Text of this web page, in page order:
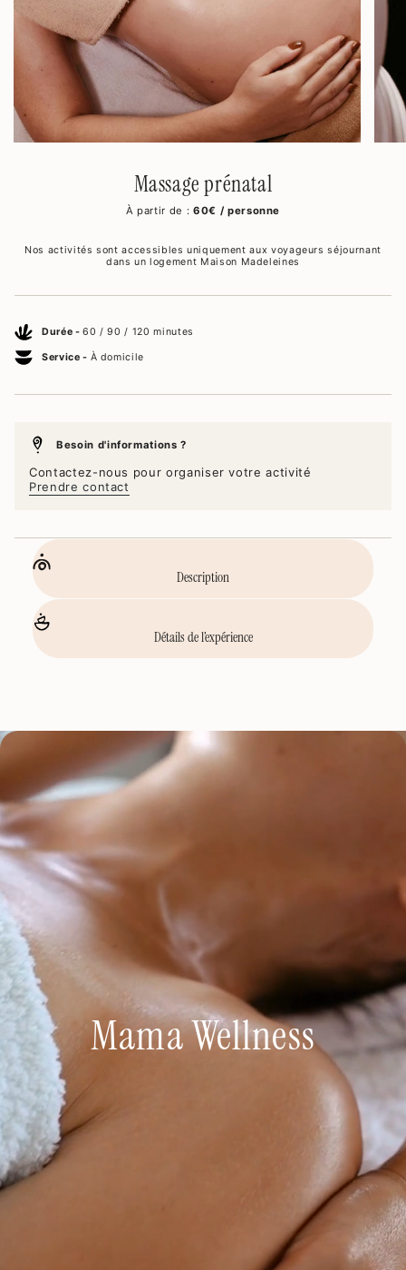
Massage prénatal
À partir de : 60€ / personne
Nos activités sont accessibles uniquement aux voyageurs séjournant
dans un logement Maison Madeleines
Durée -60 / 90 / 120 minutes
Service - À domicile
Besoin d'informations ?
Contactez-nous pour organiser votre activité
Prendre contact
Description
Détails de l’expérience
Mama Wellness